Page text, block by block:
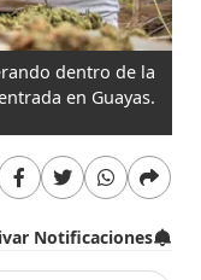
dentro de la
en Guayas.
Notificaciones